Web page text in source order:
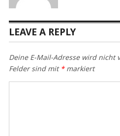
LEAVE A REPLY
Deine E-Mail-Adresse wird nicht
Felder sind mit *markiert